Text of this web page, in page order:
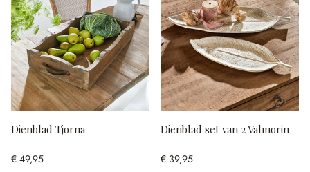
Dienblad Tjorna
€ 49,95
Dienblad set van 2 Valmorin
€ 39,95